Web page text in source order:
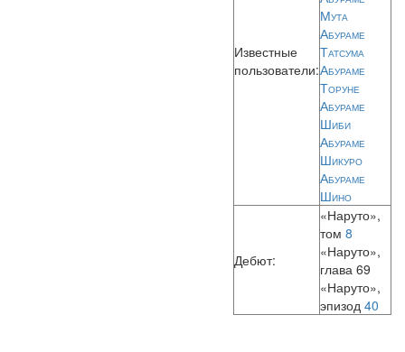
Известные
пользователи:
Мута
Абураме
Татсума
Абураме
Торуне
Абураме
Шиби
Абураме
Шикуро
Абураме
Шино
Дебют:
«Наруто»,
том 8
«Наруто»,
глава 69
«Наруто»,
эпизод 40